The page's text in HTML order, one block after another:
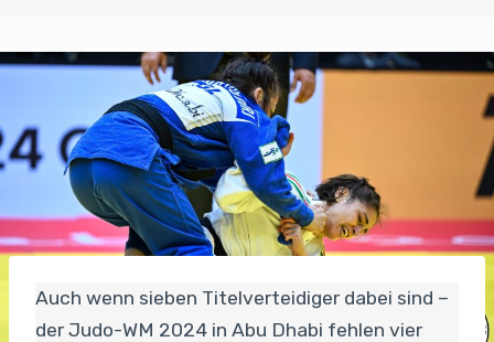
Auch wenn sieben Titelverteidiger dabei sind –
der Judo-WM 2024 in Abu Dhabi fehlen vier